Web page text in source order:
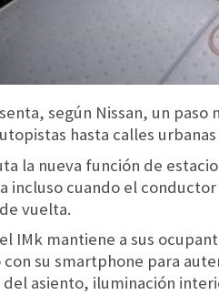
según Nissan, un paso
hasta calles
la nueva función de
incluso cuando el
vuelta.
IMk mantiene a sus
su smartphone para
del asiento, iluminación